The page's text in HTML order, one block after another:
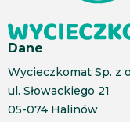
Dane
Wycieczkomat Sp. z
ul. Słowackiego 21
05-074 Halinów